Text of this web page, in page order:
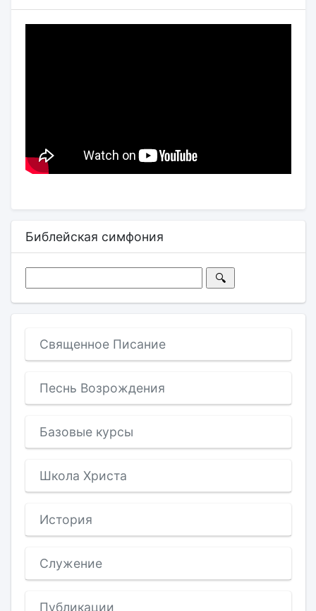
Библейская симфония
Священное Писание
Песнь Возрождения
Базовые курсы
Школа Христа
История
Служение
Публикации